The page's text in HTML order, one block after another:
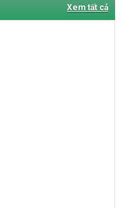
Xem tất cả